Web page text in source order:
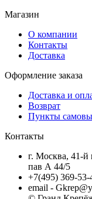
Магазин
О компании
Контакты
Доставка
Оформление заказа
Доставка и
Возврат
Пункты
Контакты
г. Москва, 41-
пав А 44/5
+7(495) 369-53-
email -